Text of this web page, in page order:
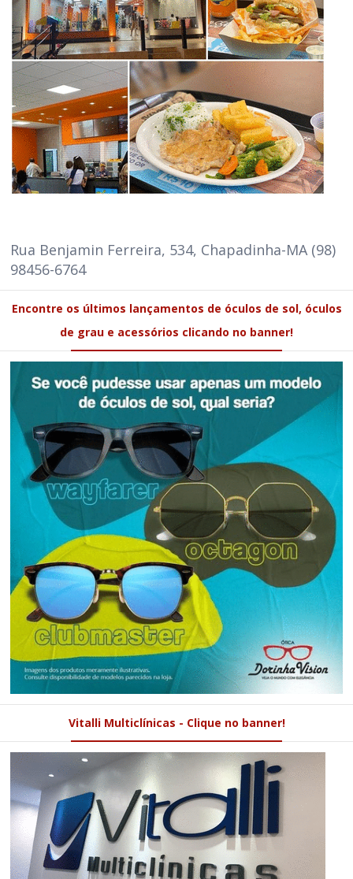
Rua Benjamin Ferreira, 534, Chapadinha-MA (98)
98456-6764
Encontre os últimos lançamentos de óculos de sol, óculos
de grau e acessórios clicando no banner!
Vitalli Multiclínicas - Clique no banner!